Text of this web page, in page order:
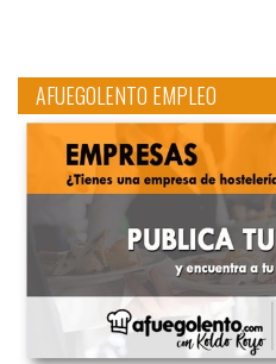
AFUEGOLENTO EMPLEO